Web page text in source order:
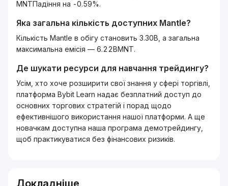
MNTПадіння на -0.59%.
Яка загальна кількість доступних Mantle?
Кількість Mantle в обігу становить 3.30B, а загальна
максимальна емісія — 6.22BMNT.
Де шукати ресурси для навчання трейдингу?
Усім, хто хоче розширити свої знання у сфері торгівлі,
платформа Bybit Learn надає безплатний доступ до
основних торгових стратегій і порад щодо
ефективнішого використання нашої платформи. А ще
новачкам доступна наша програма демотрейдингу,
щоб практикуватися без фінансових ризиків.
Докладніше